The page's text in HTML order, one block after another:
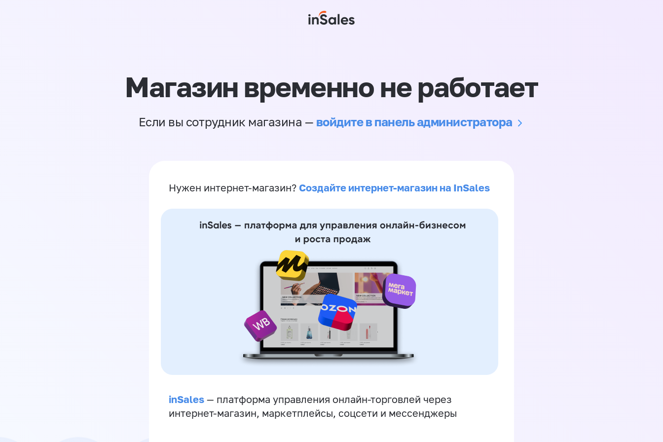
Магазин временно не работает
Если вы сотрудник магазина — войдите в панель администратора
Нужен интернет-магазин? Создайте интернет-магазин на InSales
inSales — платформа управления онлайн-торговлей через
интернет-магазин, маркетплейсы, соцсети и мессенджеры